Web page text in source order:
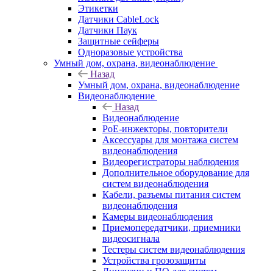
Этикетки
Датчики CableLock
Датчики Паук
Защитные сейферы
Одноразовые устройства
Умный дом, охрана, видеонаблюдение
Назад
Умный дом, охрана, видеонаблюдение
Видеонаблюдение
Назад
Видеонаблюдение
PoE-инжекторы, повторители
Аксессуары для монтажа систем
видеонаблюдения
Видеорегистраторы наблюдения
Дополнительное оборудование для
систем видеонаблюдения
Кабели, разъемы питания систем
видеонаблюдения
Камеры видеонаблюдения
Приемопередатчики, приемники
видеосигнала
Тестеры систем видеонаблюдения
Устройства грозозащиты